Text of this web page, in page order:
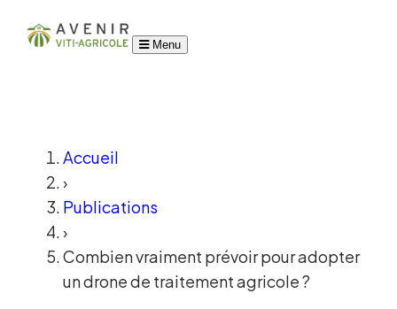
Menu
Accueil
›
Publications
›
Combien vraiment prévoir pour adopter
un drone de traitement agricole ?